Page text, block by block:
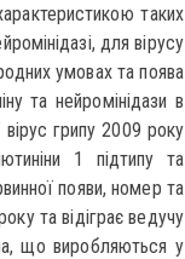
таких
для вірусу
умовах та поява
та нейромінідази в
вірус грипу 2009 року
1 підтипу та
появи, номер та
та відіграє ведучу
що виробляються у